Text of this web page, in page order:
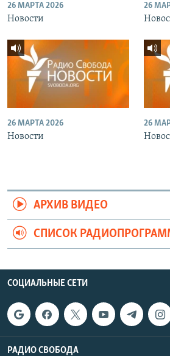
26 МАРТА 2026
Новости
26
26 МАРТА 2026
Новости
26
АРХИВ ВИДЕО
СПИСОК
СОЦИАЛЬНЫЕ СЕТИ
РАДИО СВОБОДА